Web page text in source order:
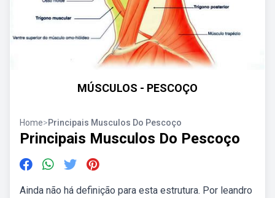
MÚSCULOS - PESCOÇO
Home>Principais Musculos Do Pescoço
Principais Musculos Do Pescoço
Ainda não há definição para esta estrutura. Por leandro